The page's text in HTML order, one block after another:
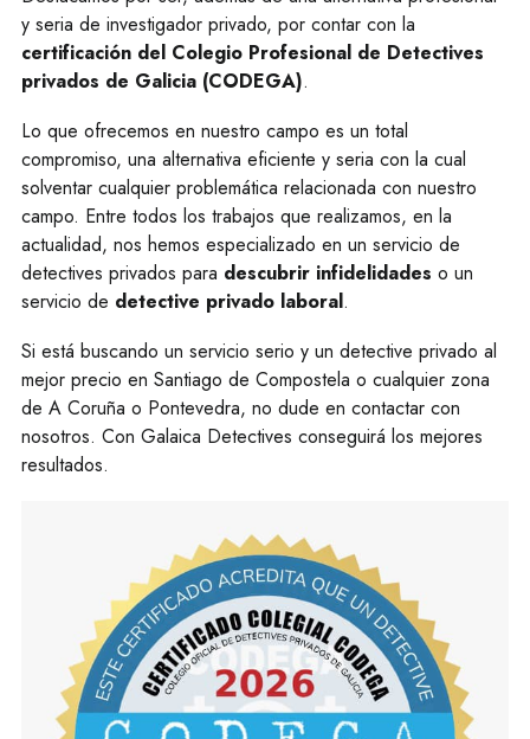
y seria de investigador privado, por contar con la
certificación del Colegio Profesional de Detectives
privados de Galicia (CODEGA).
Lo que ofrecemos en nuestro campo es un total
compromiso, una alternativa eficiente y seria con la cual
solventar cualquier problemática relacionada con nuestro
campo. Entre todos los trabajos que realizamos, en la
actualidad, nos hemos especializado en un servicio de
detectives privados para descubrir infidelidades o un
servicio de detective privado laboral.
Si está buscando un servicio serio y un detective privado al
mejor precio en Santiago de Compostela o cualquier zona
de A Coruña o Pontevedra, no dude en contactar con
nosotros. Con Galaica Detectives conseguirá los mejores
resultados.